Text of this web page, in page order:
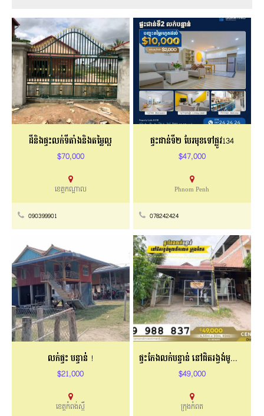
ដីនិងផ្ទះលក់ទីតាំងនិងតម្លៃល្អ
$70,000
ខេត្តកណ្តាល
090399901
ផ្ទះជាន់ទី២ បែរមុខទៅផ្លូវ134
$47,000
Phnom Penh
078242424
លក់ផ្ទះ បន្ទាន់់ !
$21,000
ខេត្តកំពង់ស្ពឺ
ផ្ទះកែងលក់បន្ទាន់​​ នៅជិតរង្វង់មូលទឹករលក
$49,000
ក្រុងកំពត